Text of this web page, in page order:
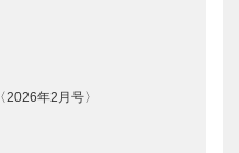
〈2026年2月号〉